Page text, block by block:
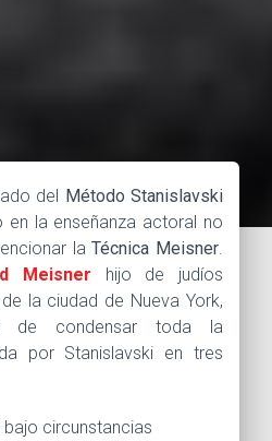
del Método Stanislavski
la enseñanza actoral no
laTécnica Meisner
Meisner hijo de judíos
la ciudad de Nueva York,
de condensar toda la
por Stanislavski en tres
circunstancias